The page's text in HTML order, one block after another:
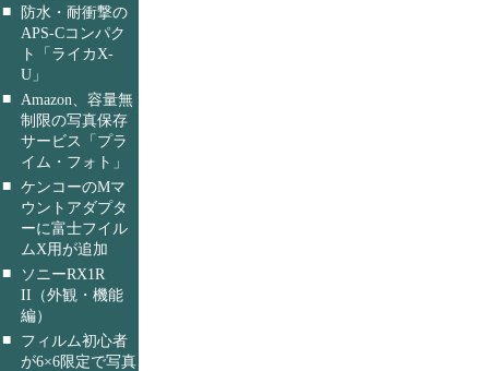
■
防水・耐衝撃の
APS-Cコンパク
ト「ライカX-
U」
■
Amazon、容量無
制限の写真保存
サービス「プラ
イム・フォト」
■ ケンコーのMマ
ウントアダプタ
ーに富士フイル
ムX用が追加
■
ソニーRX1R
II（外観・機能
編）
■
フィルム初心者
が6×6限定で写真